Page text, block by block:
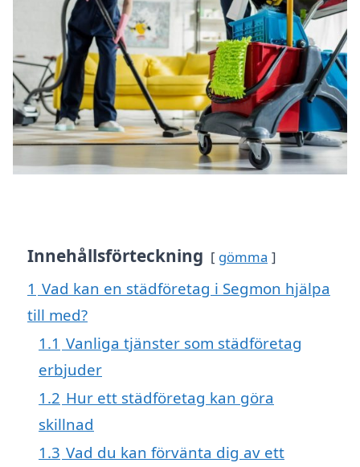
Innehållsförteckning gömma
1 Vad kan en städföretag i Segmon hjälpa
till med?
1.1 Vanliga tjänster som städföretag
erbjuder
1.2 Hur ett städföretag kan göra
skillnad
1.3 Vad du kan förvänta dig av ett